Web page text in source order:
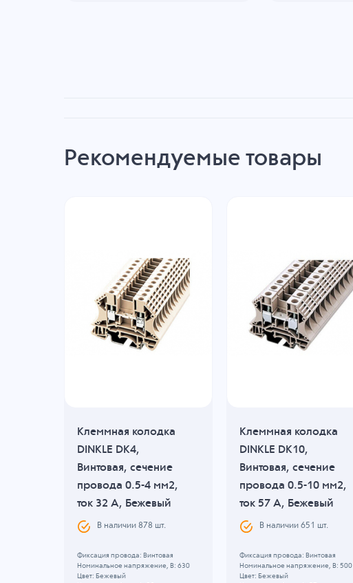
Рекомендуемые товары
Клеммная колодка
DINKLE DK4,
Винтовая, сечение
провода 0.5-4 мм2,
ток 32 A, Бежевый
В наличии878 шт.
Фиксация провода: Винтовая
Номинальное напряжение, B: 630
Цвет: Бежевый
Клеммная колодка
DINKLE DK10,
Винтовая, сечение
провода 0.5-10 мм2,
ток 57 A, Бежевый
В наличии651 шт.
Фиксация провода: Винтовая
Номинальное напряжение, B: 500
Цвет: Бежевый